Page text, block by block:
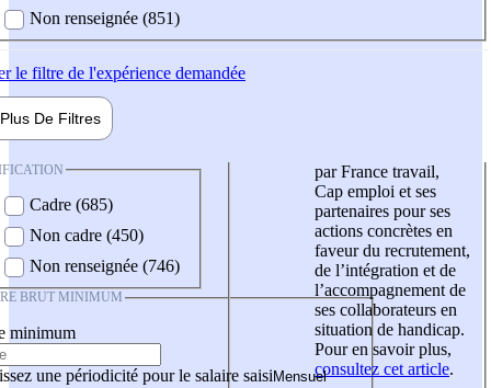
Non renseignée (851)
le filtre de l'expérience demandée
Plus De Filtres
Cadre (685)
Non cadre (450)
Non renseignée (746)
BRUT MINIMUM
minimum
une périodicité pour le salaire saisi
par France travail,
Cap emploi et ses
partenaires pour ses
actions concrètes en
faveur du recrutement,
de l’intégration et de
l’accompagnement de
ses collaborateurs en
situation de handicap.
Pour en savoir plus,
consultez cet article.